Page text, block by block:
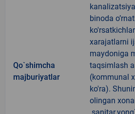
Qo`shimcha
majburiyatlar
binoda
xarajatlarni
maydoniga
taqsimlash
(kommunal
ko'ra).
olingan